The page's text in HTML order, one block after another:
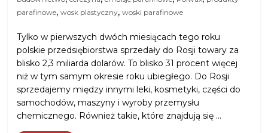
parafinowe,wosk plastyczny,woski parafinowe
Tylko w pierwszych dwóch miesiącach tego roku
polskie przedsiębiorstwa sprzedały do Rosji towary za
blisko 2,3 miliarda dolarów. To blisko 31 procent więcej
niż w tym samym okresie roku ubiegłego. Do Rosji
sprzedajemy między innymi leki, kosmetyki, części do
samochodów, maszyny i wyroby przemysłu
chemicznego. Również takie, które znajdują się …